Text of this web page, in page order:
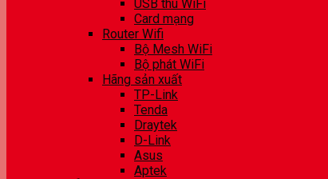
USB thu WiFi
Card mạng
Router Wifi
Bộ Mesh WiFi
Bộ phát WiFi
Hãng sản xuất
TP-Link
Tenda
Draytek
D-Link
Asus
Aptek